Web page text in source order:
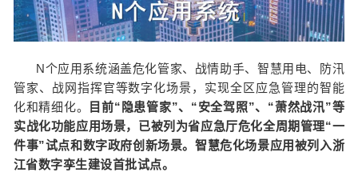
N个应用系统涵盖危化管家、战情助手、智慧用电、防汛
管家、战网指挥官等数字化场景，实现全区应急管理的智能
化和精细化。
目前“隐患管家”、“安全驾照”、“萧然战汛”等
实战化功能应用场景，已被列为省应急厅危化全周期管理“一
件事”试点和数字政府创新场景。智慧危化场景应用被列入浙
江省数字孪生建设首批试点。